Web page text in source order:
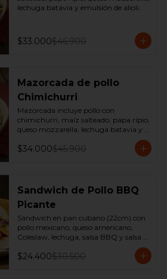
lechuga batavia y emulsión de alioli.
$33.000$46.900
Mazorcada de pollo
Chimichurri
Mazorcada incluye pollo con
chimichurri, maíz salteado, papa ripio,
queso mozzarella, lechuga batavia y
$34.000$45.900
Sandwich de Pollo BBQ
Picante
Sándwich en pan cubano (22cm) con
pollo mexicano, queso americano,
Coleslaw, lechuga, salsa BBQ y salsa
*Producto Ligeramente Picante.
$24.400$30.500